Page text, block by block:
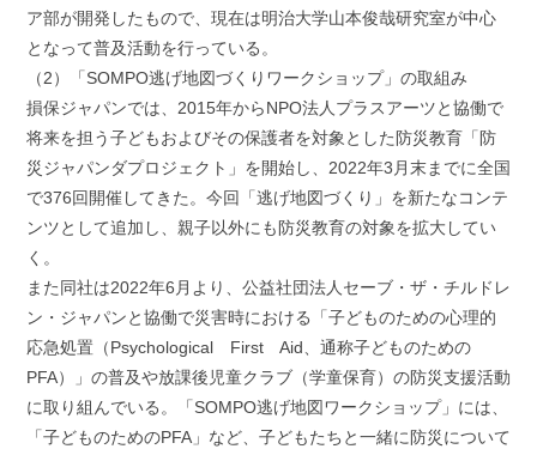
ア部が開発したもので、現在は明治大学山本俊哉研究室が中心
となって普及活動を行っている。
（2）「SOMPO逃げ地図づくりワークショップ」の取組み
損保ジャパンでは、2015年からNPO法人プラスアーツと協働で
将来を担う子どもおよびその保護者を対象とした防災教育「防
災ジャパンダプロジェクト」を開始し、2022年3月末までに全国
で376回開催してきた。今回「逃げ地図づくり」を新たなコンテ
ンツとして追加し、親子以外にも防災教育の対象を拡大してい
く。
また同社は2022年6月より、公益社団法人セーブ・ザ・チルドレ
ン・ジャパンと協働で災害時における「子どものための心理的
応急処置（Psychological First Aid、通称子どものための
PFA）」の普及や放課後児童クラブ（学童保育）の防災支援活動
に取り組んでいる。「SOMPO逃げ地図ワークショップ」には、
「子どものためのPFA」など、子どもたちと一緒に防災について